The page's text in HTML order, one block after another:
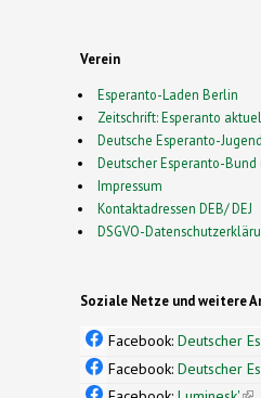
Verein
Esperanto-Laden Berlin
Zeitschrift: Esperanto
Deutsche Esperanto-
Deutscher Esperanto-Bund
Impressum
Kontaktadressen DEB/ DEJ
DSGVO-
Soziale Netze und weitere
Facebook: Deutscher
Facebook: Deutscher